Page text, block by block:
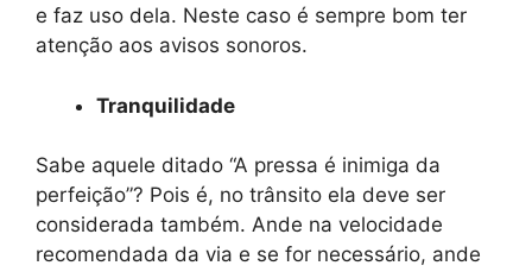
e faz uso dela. Neste caso é sempre bom ter
atenção aos avisos sonoros.
Tranquilidade
Sabe aquele ditado “A pressa é inimiga da
perfeição”? Pois é, no trânsito ela deve ser
considerada também. Ande na velocidade
recomendada da via e se for necessário, ande